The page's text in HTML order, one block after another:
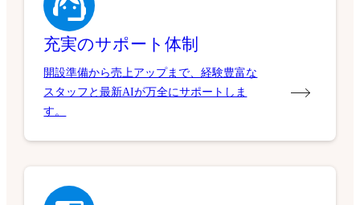
充実のサポート体制
開設準備から売上アップまで、経験豊富な
スタッフと最新AIが万全にサポートしま
す。